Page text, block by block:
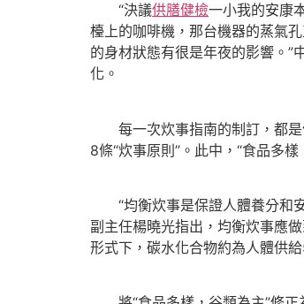
“決議供膳健檢一小我的安康
檯上的咖啡機，那台機器的蒸氣
的身材狀態有很是年夜的影響。”
化。
每一次炊事指南的制訂，都是
8條“炊事原則”。此中，“食品多
“均衡炊事是保證人體養分和安
副主任楊曉光指出，均衡炊事應
形式下，碳水化合物約為人體供